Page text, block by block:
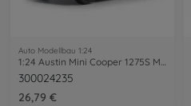
Auto Modellbau 1:24
300024235
26,79 €